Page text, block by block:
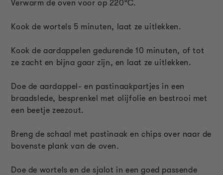
Verwarm de oven voor op 220°C.
Kook de wortels 5 minuten, laat ze uitlekken.
Kook de aardappelen gedurende 10 minuten, of tot
ze zacht en bijna gaar zijn, en laat ze uitlekken.
Doe de aardappel- en pastinaakpartjes in een
braadslede, besprenkel met olijfolie en bestrooi met
een beetje zeezout.
Breng de schaal met pastinaak en chips over naar de
bovenste plank van de oven.
Doe de wortels en de sjalot in een goed passende